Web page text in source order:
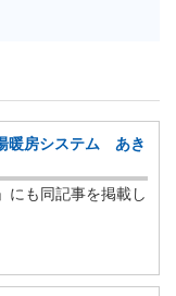
暖房システム あき
にも同記事を掲載し